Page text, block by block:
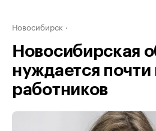
Новосибирск
Новосибирская
нуждается почти
работников